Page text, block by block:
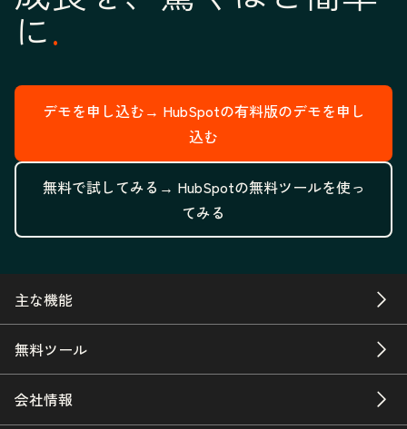
に
デモを申し込む→ HubSpotの有料版のデモを申し
込む
無料で試してみる→ HubSpotの無料ツールを使っ
てみる
主な機能
無料ツール
会社情報